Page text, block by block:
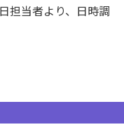
担当者より、日時調